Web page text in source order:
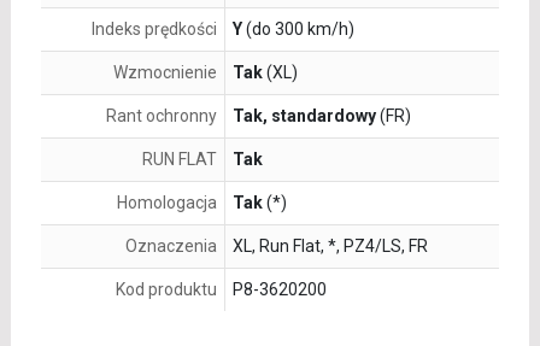
Indeks prędkości Y(do 300 km/h)
Wzmocnienie Tak(XL)
Rant ochronny Tak, standardowy(FR)
RUN FLAT Tak
Homologacja Tak(*)
Oznaczenia XL, Run Flat, *, PZ4/LS, FR
Kod produktu P8-3620200